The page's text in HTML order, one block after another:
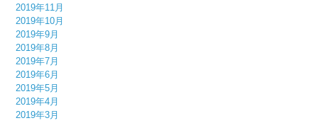
2019年11月
2019年10月
2019年9月
2019年8月
2019年7月
2019年6月
2019年5月
2019年4月
2019年3月